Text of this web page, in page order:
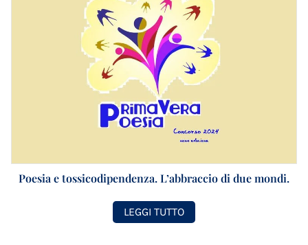
Poesia e tossicodipendenza. L’abbraccio di due mondi.
LEGGI TUTTO